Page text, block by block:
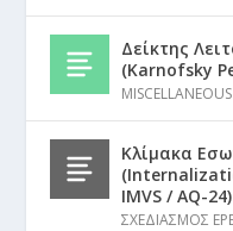
Δείκτης
(Karnofsky
Κλίμακα
IMVS / AQ-24)
ΣΧΕΔΙΑΣΜΟΣ